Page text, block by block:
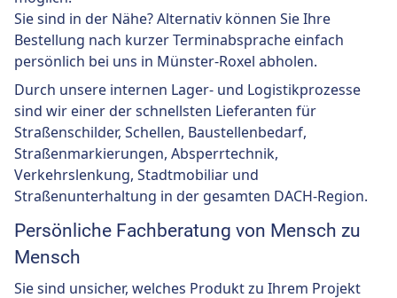
Sie sind in der Nähe? Alternativ können Sie Ihre
Bestellung nach kurzer Terminabsprache einfach
persönlich bei uns in Münster-Roxel abholen.
Durch unsere internen Lager- und Logistikprozesse
sind wir einer der schnellsten Lieferanten für
Straßenschilder, Schellen, Baustellenbedarf,
Straßenmarkierungen, Absperrtechnik,
Verkehrslenkung, Stadtmobiliar und
Straßenunterhaltung in der gesamten DACH-Region.
Persönliche Fachberatung von Mensch zu
Mensch
Sie sind unsicher, welches Produkt zu Ihrem Projekt